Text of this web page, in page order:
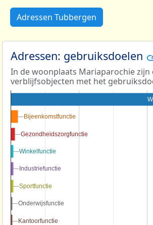
Adressen Tubbergen
Adressen: gebruiksdoelen
In de woonplaats Mariaparochie zijn
verblijfsobjecten met het
Bijeenkomstfunctie
Bijeenkomstfunctie
Gezondheidszorgfunctie
Gezondheidszorgfunctie
Winkelfunctie
Winkelfunctie
Industriefunctie
Industriefunctie
Sportfunctie
Sportfunctie
Onderwijsfunctie
Onderwijsfunctie
Kantoorfunctie
Kantoorfunctie